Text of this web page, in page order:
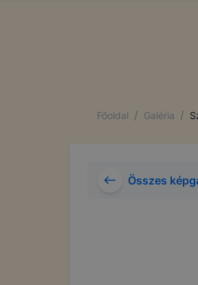
Főoldal / Galéria /
Összes